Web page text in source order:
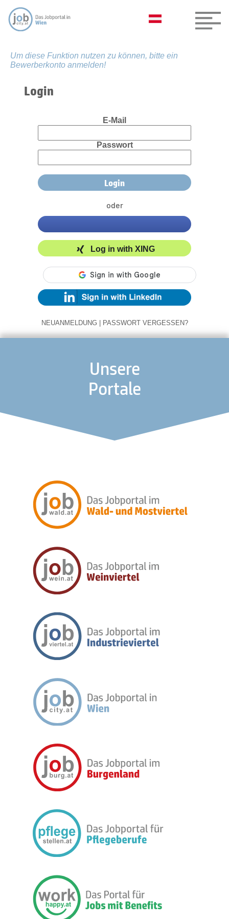
Um diese Funktion nutzen zu können, bitte ein
Bewerberkonto anmelden!
Login
E-Mail
Passwort
oder
Log in with XING
NEUANMELDUNG | PASSWORT VERGESSEN?
Unsere
Portale